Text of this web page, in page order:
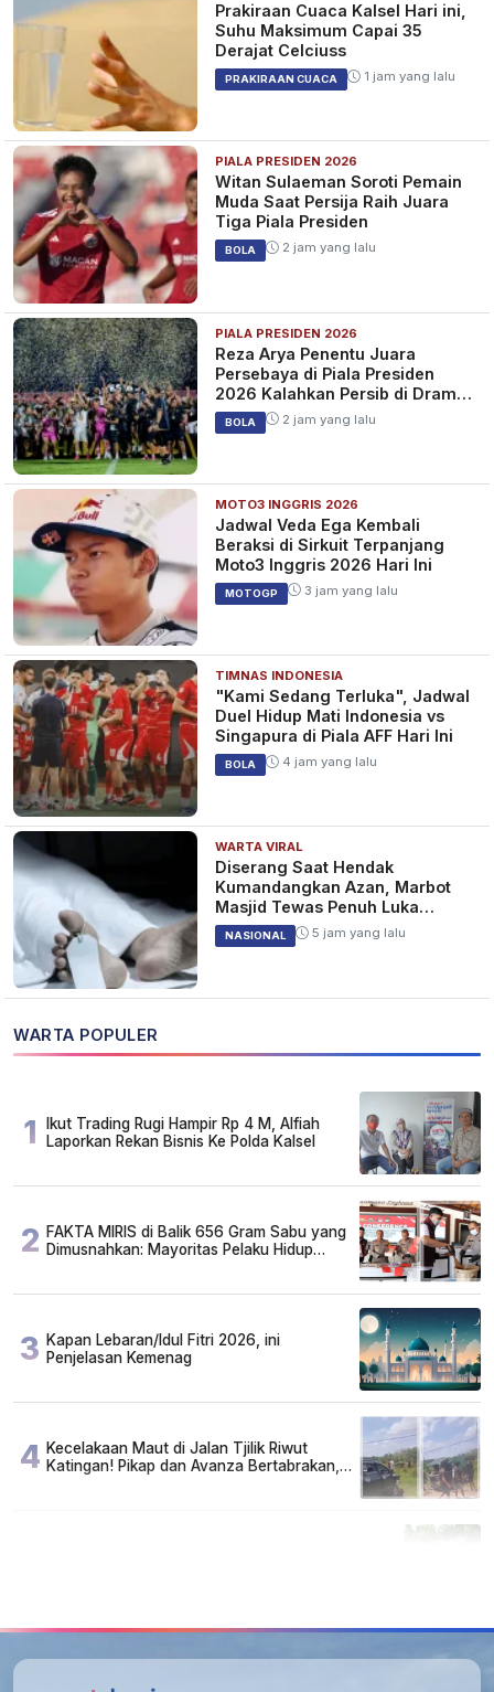
Prakiraan Cuaca Kalsel Hari ini,
Suhu Maksimum Capai 35
Derajat Celciuss
PRAKIRAAN CUACA 1 jam yang lalu
PIALA PRESIDEN 2026
Witan Sulaeman Soroti Pemain
Muda Saat Persija Raih Juara
Tiga Piala Presiden
BOLA 2 jam yang lalu
PIALA PRESIDEN 2026
Reza Arya Penentu Juara
Persebaya di Piala Presiden
2026 Kalahkan Persib di Drama
Adu Penalti
BOLA 2 jam yang lalu
MOTO3 INGGRIS 2026
Jadwal Veda Ega Kembali
Beraksi di Sirkuit Terpanjang
Moto3 Inggris 2026 Hari Ini
MOTOGP 3 jam yang lalu
TIMNAS INDONESIA
"Kami Sedang Terluka", Jadwal
Duel Hidup Mati Indonesia vs
Singapura di Piala AFF Hari Ini
BOLA 4 jam yang lalu
WARTA VIRAL
Diserang Saat Hendak
Kumandangkan Azan, Marbot
Masjid Tewas Penuh Luka
Sabetan Samurai
NASIONAL 5 jam yang lalu
WARTA POPULER
1
Ikut Trading Rugi Hampir Rp 4 M, Alfiah
Laporkan Rekan Bisnis Ke Polda Kalsel
2 FAKTA MIRIS di Balik 656 Gram Sabu yang
Dimusnahkan: Mayoritas Pelaku Hidup
3 Kapan Lebaran/Idul Fitri 2026, ini
Penjelasan Kemenag
4 Kecelakaan Maut di Jalan Tjilik Riwut
Katingan! Pikap dan Avanza Bertabrakan,